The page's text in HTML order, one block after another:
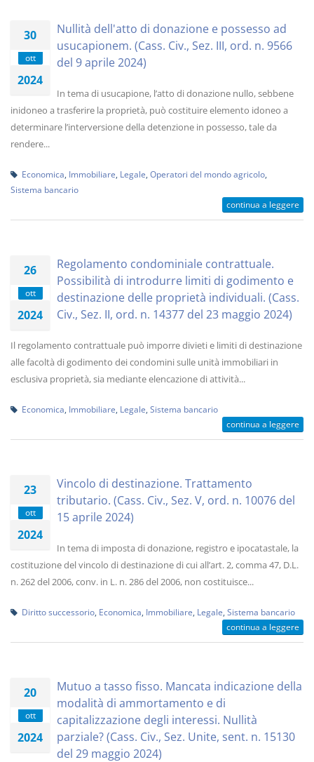
30
ott
2024
Nullità dell'atto di donazione e possesso ad
usucapionem. (Cass. Civ., Sez. III, ord. n. 9566
del 9 aprile 2024)
In tema di usucapione, l’atto di donazione nullo, sebbene
inidoneo a trasferire la proprietà, può costituire elemento idoneo a
determinare l’interversione della detenzione in possesso, tale da
rendere...
Economica Immobiliare Legale Operatori del mondo agricolo
Sistema bancario
continua a leggere
26
ott
2024
Regolamento condominiale contrattuale.
Possibilità di introdurre limiti di godimento e
destinazione delle proprietà individuali. (Cass.
Civ., Sez. II, ord. n. 14377 del 23 maggio 2024)
Il regolamento contrattuale può imporre divieti e limiti di destinazione
alle facoltà di godimento dei condomini sulle unità immobiliari in
esclusiva proprietà, sia mediante elencazione di attività...
Economica Immobiliare Legale Sistema bancario
continua a leggere
23
ott
2024
Vincolo di destinazione. Trattamento
tributario. (Cass. Civ., Sez. V, ord. n. 10076 del
15 aprile 2024)
In tema di imposta di donazione, registro e ipocatastale, la
costituzione del vincolo di destinazione di cui all’art. 2, comma 47, D.L.
n. 262 del 2006, conv. in L. n. 286 del 2006, non costituisce...
Diritto successorio Economica Immobiliare Legale Sistema bancario
continua a leggere
20
ott
2024
Mutuo a tasso fisso. Mancata indicazione della
modalità di ammortamento e di
capitalizzazione degli interessi. Nullità
parziale? (Cass. Civ., Sez. Unite, sent. n. 15130
del 29 maggio 2024)